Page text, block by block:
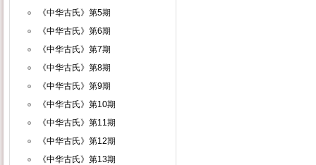
《中华古氏》第5期
《中华古氏》第6期
《中华古氏》第7期
《中华古氏》第8期
《中华古氏》第9期
《中华古氏》第10期
《中华古氏》第11期
《中华古氏》第12期
《中华古氏》第13期